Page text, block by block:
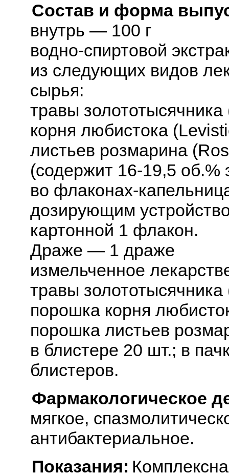
Состав и форма
внутрь — 100 г
водно-спиртовой
из следующих видов
сырья:
травы
корня любистока
листьев розмарина
(содержит 16-19,5
во флаконах-
дозирующим
картонной 1 флакон.
Драже — 1 драже
измельченное
травы
порошка корня
порошка листьев
в блистере 20 шт.; в
блистеров.
Фармакологическое
мягкое,
антибактериальное.
Показания: